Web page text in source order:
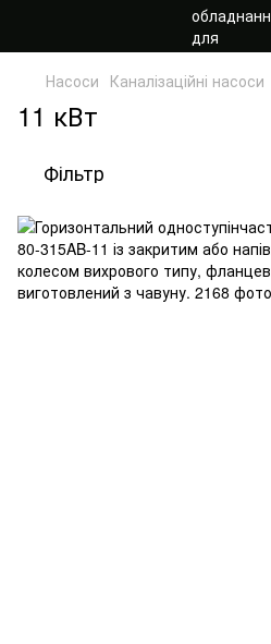
Насоси Каналізаційні насоси
11 кВт
Фільтр